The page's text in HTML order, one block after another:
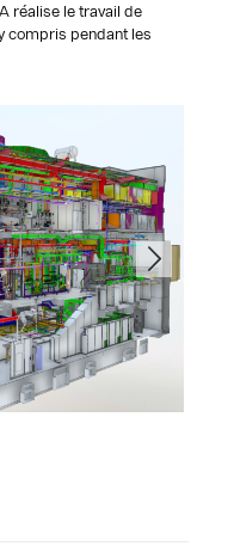
réalise le travail de
compris pendant les
Next